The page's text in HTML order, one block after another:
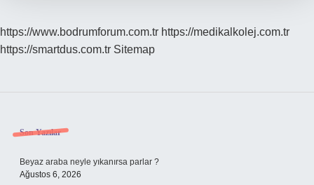
https://www.bodrumforum.com.tr https://medikalkolej.com.tr
https://smartdus.com.tr Sitemap
Sidebar
Son Yazılar
Beyaz araba neyle yıkanırsa parlar ?
Ağustos 6, 2026